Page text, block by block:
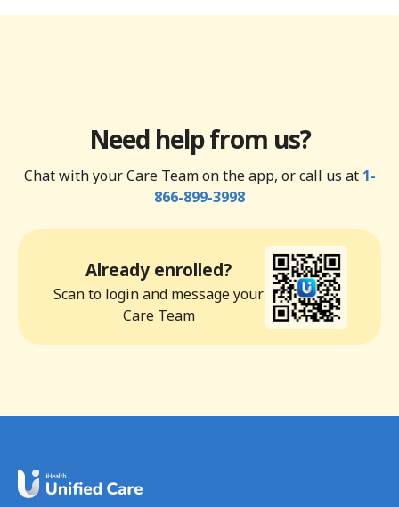
Need help from us?
Chat with your Care Team on the app, or call us at 1-
866-899-3998
Already enrolled?
Scan to login and message your
Care Team